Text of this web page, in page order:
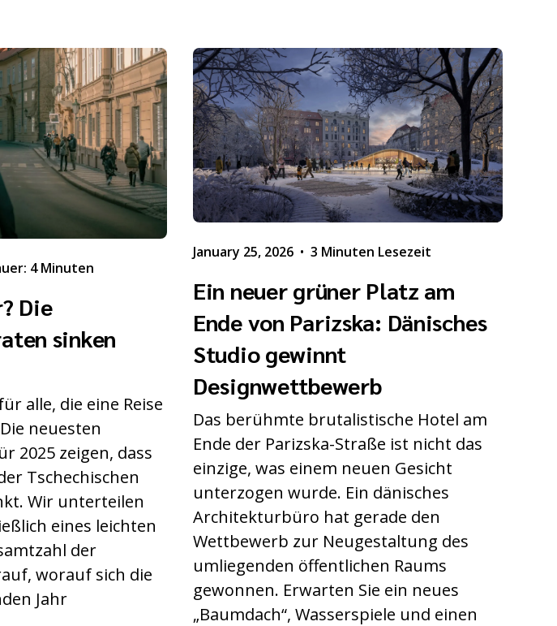
4 Minuten
Die
sinken
alle, die eine Reise
neuesten
2025 zeigen, dass
Tschechischen
Wir unterteilen
eines leichten
der
worauf sich die
Jahr
January 25, 2026 • 3 Minuten Lesezeit
Ein neuer grüner Platz am
Ende von Parizska: Dänisches
Studio gewinnt
Designwettbewerb
Das berühmte brutalistische Hotel am
Ende der Parizska-Straße ist nicht das
einzige, was einem neuen Gesicht
unterzogen wurde. Ein dänisches
Architekturbüro hat gerade den
Wettbewerb zur Neugestaltung des
umliegenden öffentlichen Raums
gewonnen. Erwarten Sie ein neues
„Baumdach“, Wasserspiele und einen